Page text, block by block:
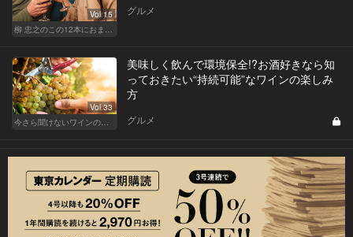
Vol.15
柳 忠之のこの12本におまかせ
グルメ
Vol.33
今さら聞けないワインの基礎知識
美味しく飲んで環境保全!?お酒好きなら知
っておきたい“持続可能”なワインの楽しみ
方
グルメ